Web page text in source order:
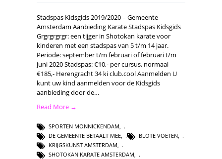
Stadspas Kidsgids 2019/2020 – Gemeente
Amsterdam Aanbieding Karate Stadspas Kidsgids
Grgrgrgrgr: een tijger in Shotokan karate voor
kinderen met een stadspas van 5 t/m 14 jaar.
Periode: september t/m februari of februari t/m
juni 2020 Stadspas: €10,- per cursus, normaal
€185,- Herengracht 34 ki club.cool Aanmelden U
kunt uw kind aanmelden voor de Kidsgids
aanbieding door de…
Read More →
SPORTEN MONNICKENDAM
DE GEMEENTE BETAALT MEE
BLOTE VOETEN
KRIJGSKUNST AMSTERDAM
SHOTOKAN KARATE AMSTERDAM